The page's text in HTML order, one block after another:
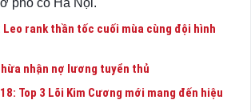
phố cổ Hà Nội.
Leo rank thần tốc cuối mùa cùng đội hình
nhận nợ lương tuyển thủ
Top 3 Lõi Kim Cương mới mang đến hiệu